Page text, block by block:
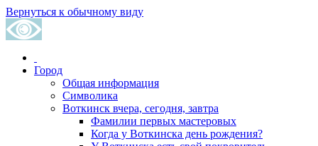
Вернуться к обычному виду
Город
Общая информация
Символика
Воткинск вчера, сегодня, завтра
Фамилии первых мастеровых
Когда у Воткинска день рождения?